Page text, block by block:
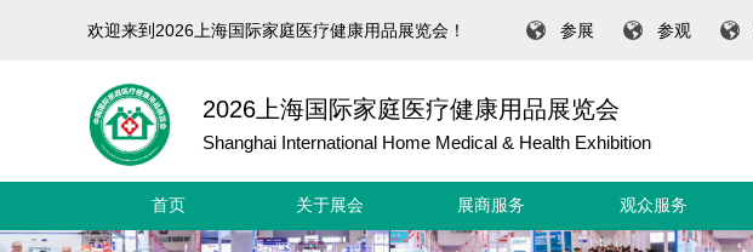
欢迎来到2026上海国际家庭医疗健康用品展览会！ 参展 参观
2026上海国际家庭医疗健康用品展览会
Shanghai International Home Medical & Health Exhibition
首页 关于展会 展商服务 观众服务